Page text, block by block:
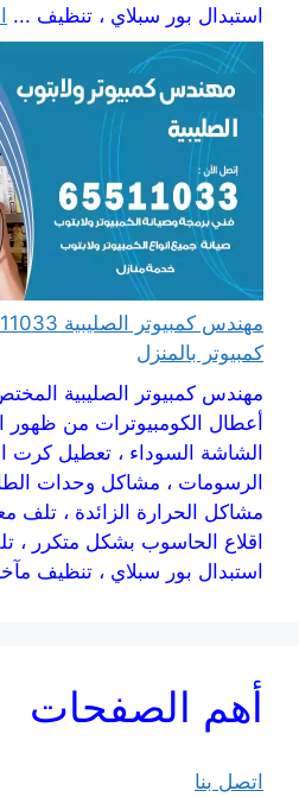
استبدال بور سبلاي ، تنظيف ...
كمبيوتر بالمنزل
مهندس كمبيوتر الصليبية
أعطال الكومبيوترات من ظهور
الشاشة السوداء ، تعطيل كرت
الرسومات ، مشاكل وحدات
مشاكل الحرارة الزائدة ، تلف
اقلاع الحاسوب بشكل متكرر ،
استبدال بور سبلاي ، تنظيف
أهم الصفحات
اتصل بنا